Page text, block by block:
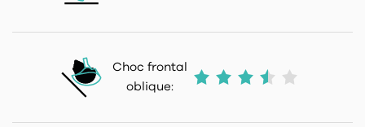
Choc frontal
oblique: